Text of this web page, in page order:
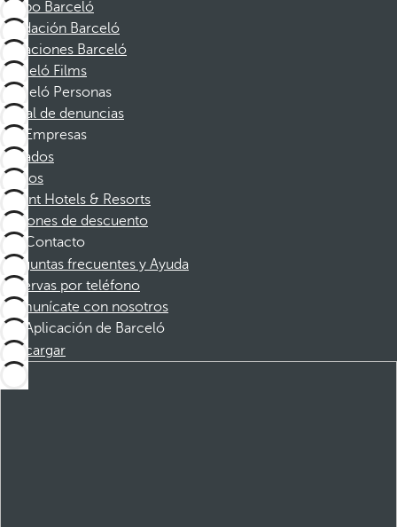
Grupo Barceló
Fundación Barceló
Vacaciones Barceló
Barceló Films
Barceló Personas
Canal de denuncias
Empresas
Afiliados
Socios
Dorint Hotels & Resorts
Cupones de descuento
Contacto
Preguntas frecuentes y Ayuda
Reservas por teléfono
Comunícate con nosotros
Aplicación de Barceló
Descargar